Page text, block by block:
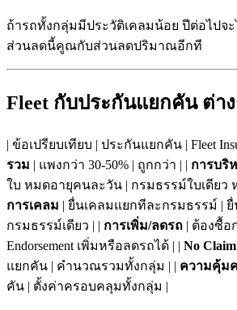
ถ้ารถทั้งกลุ่มมีประวัติเคลมน้อย ปีต่อไปจ
ส่วนลดนี้คูณกับส่วนลดปริมาณอีกที
Fleet กับประกันแยกคัน ต่า
| ข้อเปรียบเทียบ | ประกันแยกคัน | Fleet
รวม | แพงกว่า 30-50% | ถูกกว่า | | การบริ
ใบ หมดอายุคนละวัน | กรมธรรม์ใบเดียว
การเคลม | ยื่นเคลมแยกทีละกรมธรรม์ |
กรมธรรม์เดียว | | การเพิ่ม/ลดรถ | ต้องซื้อ
Endorsement เพิ่มหรือลดรถได้ | | No
แยกคัน | คำนวณรวมทั้งกลุ่ม | | ความคุ้ม
คัน | ตั้งค่าครอบคลุมทั้งกลุ่ม |